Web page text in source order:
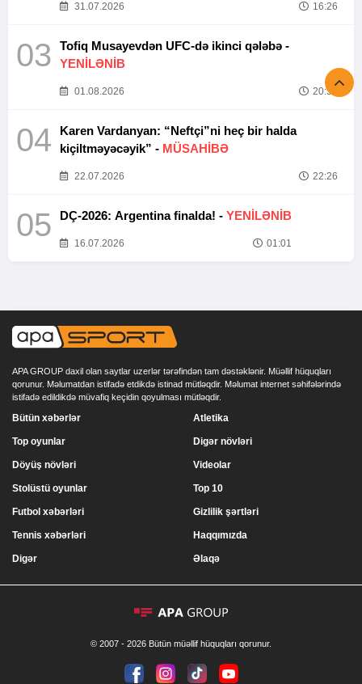
31.07.2026 16:26
03
Tofiq Musayevdən UFC-də ikinci qələbə -
YENİLƏNİB
01.08.2026 20:52
04
Karen Vardanyan: “Neftçi”ni heç bir halda
kiçiltməyəcəyik” - MÜSAHİBƏ
22.07.2026 22:26
05 DÇ-2026: Argentina finalda! - YENİLƏNİB
16.07.2026 01:01
APA GROUP daxil olan saytlar uzerlər tərəfindən tam dəstəklənir. Müəllif hüquqları
qorunur. Məlumatdan istifadə etdikdə istinad mütləqdir. Məlumat internet səhifələrində
istifadə edildikdə müvafiq keçidin qoyulması mütləqdir.
Bütün xəbərlər
Top oyunlar
Döyüş növləri
Stolüstü oyunlar
Atletika
Digər növləri
Videolar
Top 10
Futbol xəbərləri
Tennis xəbərləri
Digər
Gizlilik şərtləri
Haqqımızda
Əlaqə
© 2007 - 2026 Bütün müəllif hüquqları qorunur.